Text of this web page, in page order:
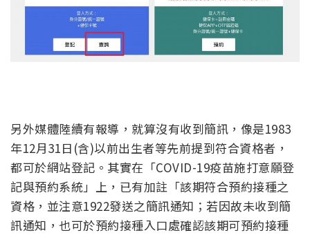
另外媒體陸續有報導，就算沒有收到簡訊，像是1983
年12月31日(含)以前出生者等先前提到符合資格者，
都可於網站登記。其實在「COVID-19疫苗施打意願登
記與預約系統」上，已有加註「該期符合預約接種之
資格，並注意1922發送之簡訊通知；若因故未收到簡
訊通知，也可於預約接種入口處確認該期可預約接種